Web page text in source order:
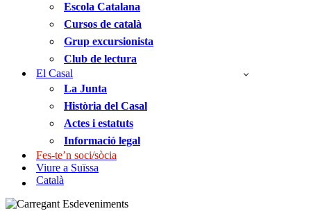
Escola Catalana
Cursos de català
Grup excursionista
Club de lectura
El Casal
La Junta
Història del Casal
Actes i estatuts
Informació legal
Fes-te’n soci/sòcia
Viure a Suïssa
Català